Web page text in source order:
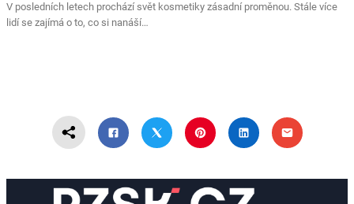
V posledních letech prochází svět kosmetiky zásadní proměnou. Stále více
lidí se zajímá o to, co si nanáší…